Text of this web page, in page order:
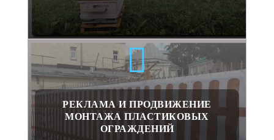
РЕКЛАМА И ПРОДВИЖЕНИЕ
МОНТАЖА ПЛАСТИКОВЫХ
ОГРАЖДЕНИЙ